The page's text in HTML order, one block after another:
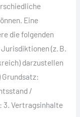
Eine
die folgenden
(z. B.
darzustellen
Grundsatz:
/
3. Vertragsinhalte